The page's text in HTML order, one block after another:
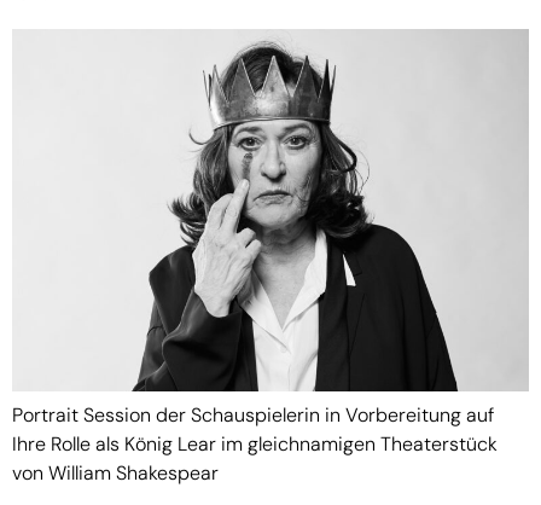
Portrait Session der Schauspielerin in Vorbereitung auf
Ihre Rolle als König Lear im gleichnamigen Theaterstück
von William Shakespear